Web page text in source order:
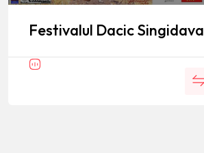
Festivalul Dacic Singidava